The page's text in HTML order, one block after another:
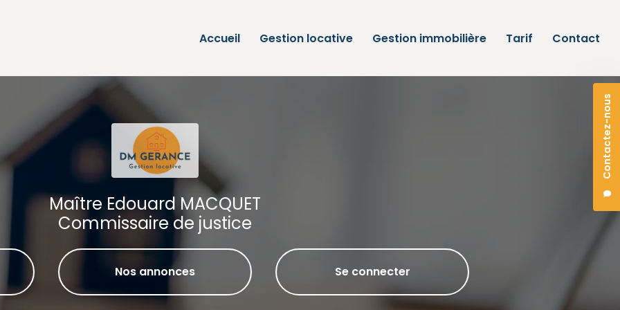
Contactez-nous
Accueil
Gestion locative Gestion immobilière Tarif Contact
Maître Edouard MACQUET
Commissaire de justice
Nos annonces Se connecter